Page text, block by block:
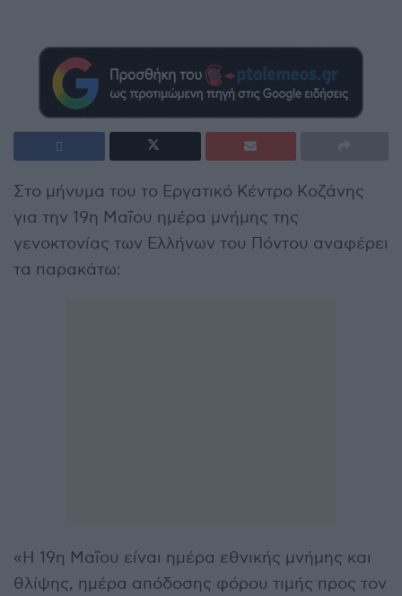
Στο μήνυμα του το Εργατικό Κέντρο Κοζάνης
για την 19η Μαΐου ημέρα μνήμης της
γενοκτονίας των Ελλήνων του Πόντου αναφέρει
τα παρακάτω:
«Η 19η Μαΐου είναι ημέρα εθνικής μνήμης και
θλίψης, ημέρα απόδοσης φόρου τιμής προς τον